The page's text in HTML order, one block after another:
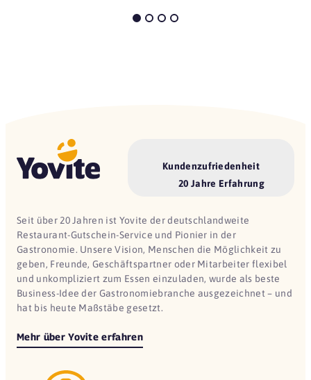
Kundenzufriedenheit
20 Jahre Erfahrung
Seit über 20 Jahren ist Yovite der deutschlandweite
Restaurant-Gutschein-Service und Pionier in der
Gastronomie. Unsere Vision, Menschen die Möglichkeit zu
geben, Freunde, Geschäftspartner oder Mitarbeiter flexibel
und unkompliziert zum Essen einzuladen, wurde als beste
Business-Idee der Gastronomiebranche ausgezeichnet – und
hat bis heute Maßstäbe gesetzt.
Mehr über Yovite erfahren